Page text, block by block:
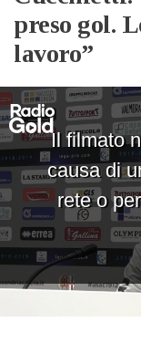
preso gol.
lavoro”